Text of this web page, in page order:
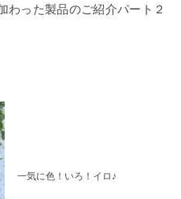
わった製品のご紹介パート２
一気に色！いろ！イロ♪